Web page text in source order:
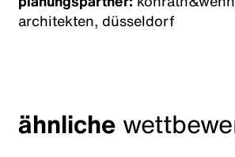
architekten, düsseldorf
ähnliche